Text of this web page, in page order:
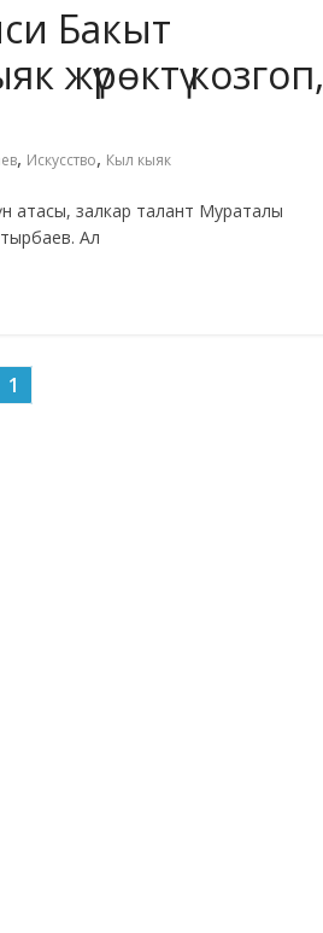
Бакыт
жүрөктү козгоп,
, Искусство, Кыл кыяк
атасы, залкар талант Мураталы
Ал
1